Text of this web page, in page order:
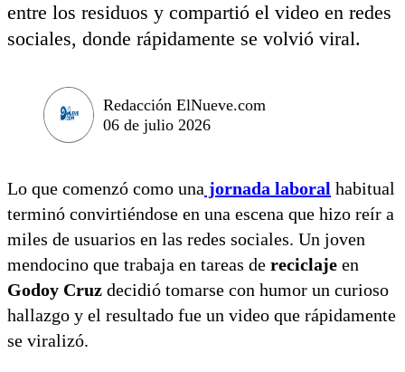
entre los residuos y compartió el video en redes
sociales, donde rápidamente se volvió viral.
Redacción ElNueve.com
06 de julio 2026
Lo que comenzó como una jornada laboral habitual
terminó convirtiéndose en una escena que hizo reír a
miles de usuarios en las redes sociales. Un joven
mendocino que trabaja en tareas de reciclaje en
Godoy Cruz decidió tomarse con humor un curioso
hallazgo y el resultado fue un video que rápidamente
se viralizó.